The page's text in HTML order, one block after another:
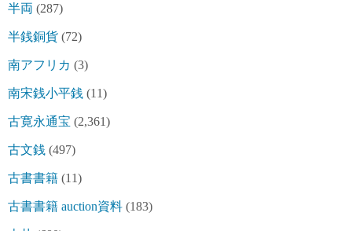
半両 (287)
半銭銅貨 (72)
南アフリカ (3)
南宋銭小平銭 (11)
古寛永通宝 (2,361)
古文銭 (497)
古書書籍 (11)
古書書籍 auction資料 (183)